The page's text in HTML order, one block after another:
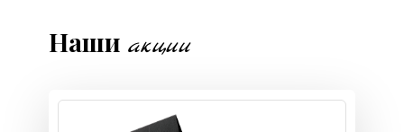
Наши акции